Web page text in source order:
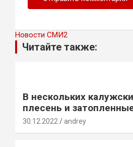
Новости СМИ2
Читайте также:
В нескольких
плесень и
30.12.2022 andrey